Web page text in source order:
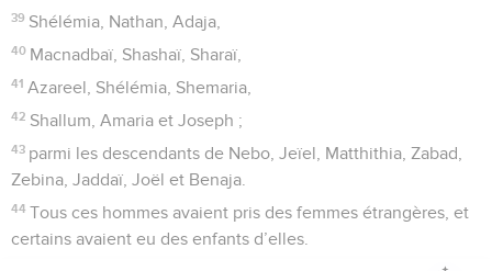
39 Shélémia, Nathan, Adaja,
40 Macnadbaï, Shashaï, Sharaï,
41 Azareel, Shélémia, Shemaria,
42 Shallum, Amaria et Joseph ;
43 parmi les descendants de Nebo, Jeïel, Matthithia, Zabad,
Zebina, Jaddaï, Joël et Benaja.
44 Tous ces hommes avaient pris des femmes étrangères, et
certains avaient eu des enfants d’elles.